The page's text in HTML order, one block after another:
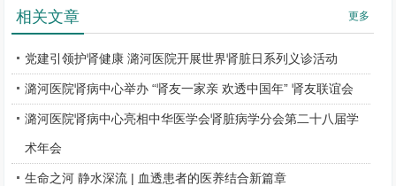
科研：肾病中心目前已完成市科委、区科委20余项课题，每年均
有新的科研项目立项，研究内容主要涉及肾脏病基础研究、血液净化
质量管理、CKD-MBD、透析与营养、透析与环境等。每年发表2-3篇
SCI论文，10-15篇中文核心期刊论文，另有多项护理基金项目及发明
专利，目前在全力推进专利转化，此外，科室还高质量的完成了多项
药物临床试验质量规范（GCP）项目，全科的科研能力显著提升。
防病工作：肾病中心开展了不同形式的患教方式，包括：午间小
更多
相关文章
党建引领护肾健康 潞河医院开展世界肾脏日系列义诊活动
潞河医院肾病中心举办 “肾友一家亲 欢透中国年” 肾友联谊会
潞河医院肾病中心亮相中华医学会肾脏病学分会第二十八届学
术年会
生命之河 静水深流 | 血透患者的医养结合新篇章